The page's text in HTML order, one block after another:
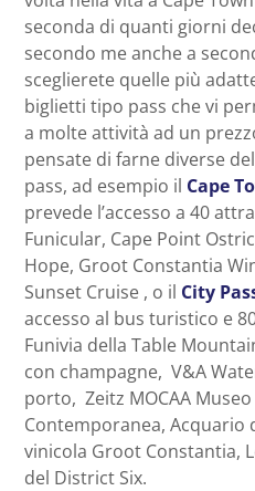
seconda di quanti giorni
secondo me anche a
sceglierete quelle più
biglietti tipo pass che vi
a molte attività ad un
pensate di farne diverse
pass, ad esempio il Cape
prevede l’accesso a 40
Funicular, Cape Point
Hope, Groot Constantia
Sunset Cruise , o il City
accesso al bus turistico e
Funivia della Table
con champagne, V&A
porto, Zeitz MOCAA Museo
Contemporanea, Acquario
vinicola Groot Constantia,
del District Six.